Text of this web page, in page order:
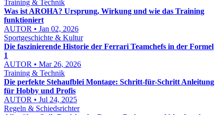
Training & Technik
Was ist AROHA? Ursprung, Wirkung und wie das Training
funktioniert
AUTOR • Jan 02, 2026
Sportgeschichte & Kultur
Die faszinierende Historie der Ferrari Teamchefs in der Formel
1
AUTOR • Mar 26, 2026
Training & Technik
Die perfekte Stehaufblei Montage: Schritt-für-Schritt Anleitung
für Hobby und Profis
AUTOR • Jul 24, 2025
Regeln & Schiedsrichter